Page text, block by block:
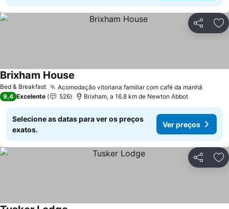
Partilhar
Bed & Breakfast Acomodação vitoriana familiar com café da manhã
Brixham House
9,4 Excelente 526 Brixham, a 16.8 km de Newton Abbot
Selecione as datas para ver os preços
exatos.
Ver preços
Partilhar